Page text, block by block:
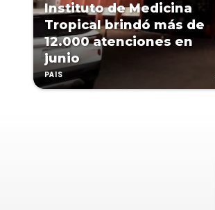
Instituto de Medicina
Tropical brindó más de
12.000 atenciones en
junio
PAÍS